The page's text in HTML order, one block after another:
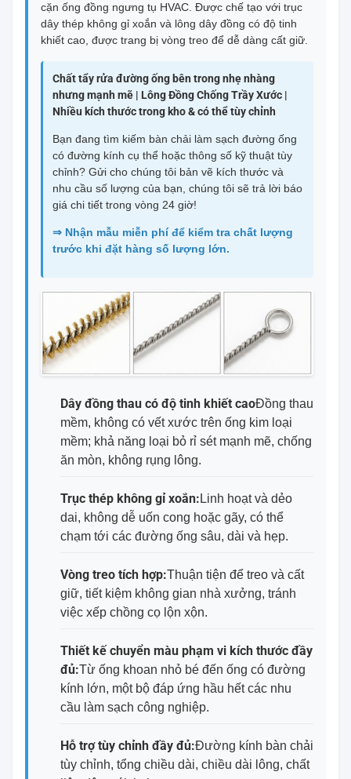
cặn ống đồng ngưng tụ HVAC. Được chế tạo với trục
dây thép không gỉ xoắn và lông dây đồng có độ tinh
khiết cao, được trang bị vòng treo để dễ dàng cất giữ.
Chất tẩy rửa đường ống bên trong nhẹ nhàng
nhưng mạnh mẽ | Lông Đồng Chống Trầy Xước |
Nhiều kích thước trong kho & có thể tùy chỉnh
Bạn đang tìm kiếm bàn chải làm sạch đường ống
có đường kính cụ thể hoặc thông số kỹ thuật tùy
chỉnh? Gửi cho chúng tôi bản vẽ kích thước và
nhu cầu số lượng của bạn, chúng tôi sẽ trả lời báo
giá chi tiết trong vòng 24 giờ!
⇒ Nhận mẫu miễn phí để kiểm tra chất lượng
trước khi đặt hàng số lượng lớn.
Dây đồng thau có độ tinh khiết caoĐồng thau
mềm, không có vết xước trên ống kim loại
mềm; khả năng loại bỏ rỉ sét mạnh mẽ, chống
ăn mòn, không rụng lông.
Trục thép không gỉ xoắn: Linh hoạt và dẻo
dai, không dễ uốn cong hoặc gãy, có thể
chạm tới các đường ống sâu, dài và hẹp.
Vòng treo tích hợp:Thuận tiện để treo và cất
giữ, tiết kiệm không gian nhà xưởng, tránh
việc xếp chồng cọ lộn xộn.
Thiết kế chuyển màu phạm vi kích thước đầy
đủ:Từ ống khoan nhỏ bé đến ống có đường
kính lớn, một bộ đáp ứng hầu hết các nhu
cầu làm sạch công nghiệp.
Hỗ trợ tùy chỉnh đầy đủ:Đường kính bàn chải
tùy chỉnh, tổng chiều dài, chiều dài lông, chất